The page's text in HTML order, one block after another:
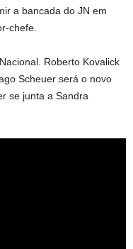
a bancada do JN em
chefe.
Roberto Kovalick
Scheuer será o novo
se junta a Sandra